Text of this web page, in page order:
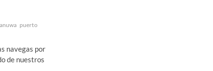
puerto
navegas por
de nuestros